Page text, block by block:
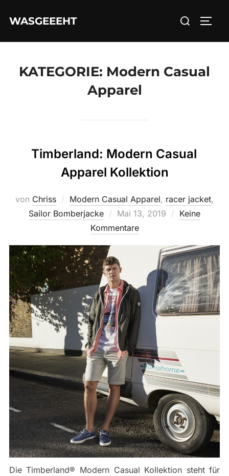
InhaltWASGEEEHT
Suchen
KATEGORIE: Modern Casual
Apparel
Timberland: Modern Casual
Apparel Kollektion
von Chriss Modern Casual Apparel, racer jacket,
Sailor Bomberjacke
Veröffentlicht
am
Mai 13, 2019
Keine
Kommentare
Die Timberland® Modern Casual Kollektion steht für